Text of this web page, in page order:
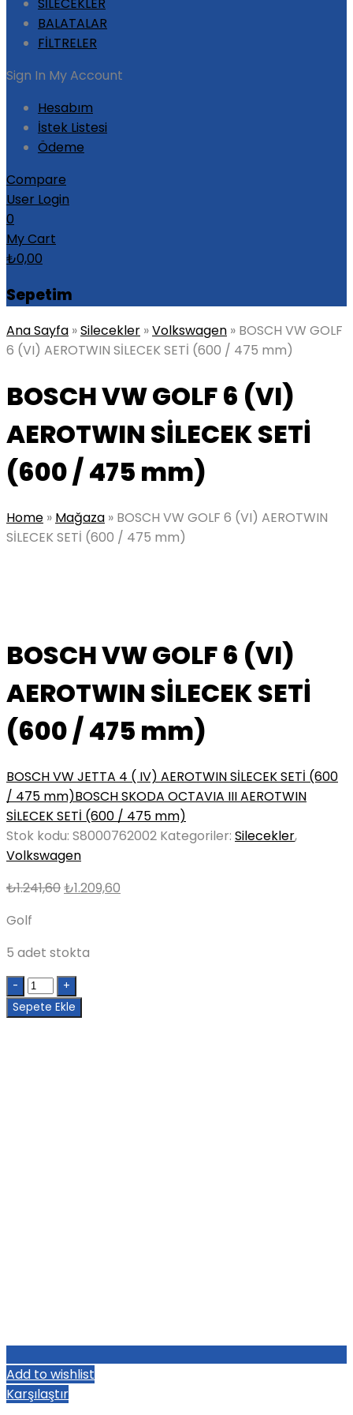
BALATALAR
FİLTRELER
Sign In My Account
Hesabım
İstek Listesi
Ödeme
Compare
User Login
0
My Cart
₺0,00
Sepetim
Ana Sayfa »Silecekler »Volkswagen » BOSCH VW GOLF
6 (VI) AEROTWIN SİLECEK SETİ (600 / 475 mm)
BOSCH VW GOLF 6 (VI)
AEROTWIN SİLECEK SETİ
(600 / 475 mm)
Home » Mağaza » BOSCH VW GOLF 6 (VI) AEROTWIN
SİLECEK SETİ (600 / 475 mm)
BOSCH VW GOLF 6 (VI)
AEROTWIN SİLECEK SETİ
(600 / 475 mm)
BOSCH VW JETTA 4 ( IV) AEROTWIN SİLECEK SETİ (600
/ 475 mm)BOSCH SKODA OCTAVIA III AEROTWIN
SİLECEK SETİ (600 / 475 mm)
Stok kodu: S8000762002 Kategoriler: Silecekler,
Volkswagen
₺1.241,60Orijinal
₺1.209,60
Golf
5 adet stokta
Quantity
Sepete Ekle
Add to wishlist
Karşılaştır